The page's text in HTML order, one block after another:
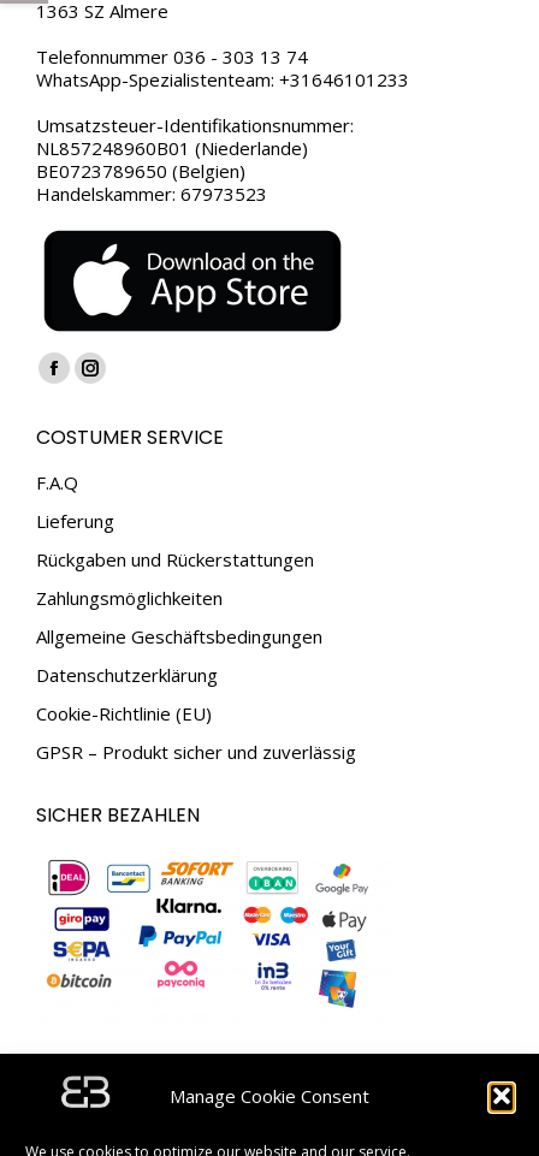
Manage Cookie Consent
We use cookies to optimize our website and our service.
1363 SZ Almere
Telefonnummer 036 - 303 13 74
WhatsApp-Spezialistenteam: +31646101233
Umsatzsteuer-Identifikationsnummer:
NL857248960B01 (Niederlande)
BE0723789650 (Belgien)
Handelskammer: 67973523
Finden Sie uns auf:
Facebook
opens
in
window
Instagram
opens
window
COSTUMER SERVICE
F.A.Q
Lieferung
Rückgaben und Rückerstattungen
Zahlungsmöglichkeiten
Allgemeine Geschäftsbedingungen
Datenschutzerklärung
Cookie-Richtlinie (EU)
GPSR – Produkt sicher und zuverlässig
SICHER BEZAHLEN
ABONNIEREN SIE UNSEREN NEWSLETTER UND
ERHALTEN SIE EINEN RABATTGUTSCHEIN IM WERT
VON 5 €.